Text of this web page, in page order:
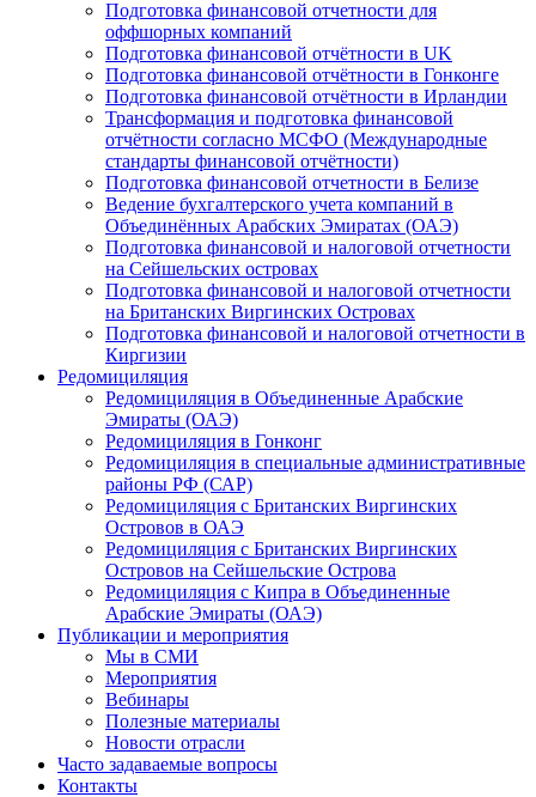
Подготовка финансовой отчетности для
оффшорных компаний
Подготовка финансовой отчётности в UK
Подготовка финансовой отчётности в Гонконге
Подготовка финансовой отчётности в Ирландии
Трансформация и подготовка финансовой
отчётности согласно МСФО (Международные
стандарты финансовой отчётности)
Подготовка финансовой отчетности в Белизе
Ведение бухгалтерского учета компаний в
Объединённых Арабских Эмиратах (ОАЭ)
Подготовка финансовой и налоговой отчетности
на Сейшельских островах
Подготовка финансовой и налоговой отчетности
на Британских Виргинских Островах
Подготовка финансовой и налоговой отчетности в
Киргизии
Редомициляция
Редомициляция в Объединенные Арабские
Эмираты (ОАЭ)
Редомициляция в Гонконг
Редомициляция в специальные административные
районы РФ (САР)
Редомициляция с Британских Виргинских
Островов в ОАЭ
Редомициляция с Британских Виргинских
Островов на Сейшельские Острова
Редомициляция с Кипра в Объединенные
Арабские Эмираты (ОАЭ)
Публикации и мероприятия
Мы в СМИ
Мероприятия
Вебинары
Полезные материалы
Новости отрасли
Часто задаваемые вопросы
Контакты